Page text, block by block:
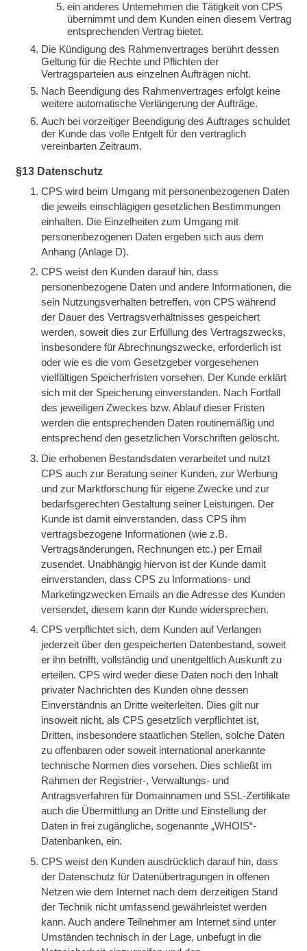
ein anderes Unternehmen die Tätigkeit von CPS
übernimmt und dem Kunden einen diesem Vertrag
entsprechenden Vertrag bietet.
Die Kündigung des Rahmenvertrages berührt dessen
Geltung für die Rechte und Pflichten der
Vertragsparteien aus einzelnen Aufträgen nicht.
Nach Beendigung des Rahmenvertrages erfolgt keine
weitere automatische Verlängerung der Aufträge.
Auch bei vorzeitiger Beendigung des Auftrages schuldet
der Kunde das volle Entgelt für den vertraglich
vereinbarten Zeitraum.
§13 Datenschutz
CPS wird beim Umgang mit personenbezogenen Daten
die jeweils einschlägigen gesetzlichen Bestimmungen
einhalten. Die Einzelheiten zum Umgang mit
personenbezogenen Daten ergeben sich aus dem
Anhang (Anlage D).
CPS weist den Kunden darauf hin, dass
personenbezogene Daten und andere Informationen, die
sein Nutzungsverhalten betreffen, von CPS während
der Dauer des Vertragsverhältnisses gespeichert
werden, soweit dies zur Erfüllung des Vertragszwecks,
insbesondere für Abrechnungszwecke, erforderlich ist
oder wie es die vom Gesetzgeber vorgesehenen
vielfältigen Speicherfristen vorsehen. Der Kunde erklärt
sich mit der Speicherung einverstanden. Nach Fortfall
des jeweiligen Zweckes bzw. Ablauf dieser Fristen
werden die entsprechenden Daten routinemäßig und
entsprechend den gesetzlichen Vorschriften gelöscht.
Die erhobenen Bestandsdaten verarbeitet und nutzt
CPS auch zur Beratung seiner Kunden, zur Werbung
und zur Marktforschung für eigene Zwecke und zur
bedarfsgerechten Gestaltung seiner Leistungen. Der
Kunde ist damit einverstanden, dass CPS ihm
vertragsbezogene Informationen (wie z.B.
Vertragsänderungen, Rechnungen etc.) per Email
zusendet. Unabhängig hiervon ist der Kunde damit
einverstanden, dass CPS zu Informations- und
Marketingzwecken Emails an die Adresse des Kunden
versendet, diesem kann der Kunde widersprechen.
CPS verpflichtet sich, dem Kunden auf Verlangen
jederzeit über den gespeicherten Datenbestand, soweit
er ihn betrifft, vollständig und unentgeltlich Auskunft zu
erteilen. CPS wird weder diese Daten noch den Inhalt
privater Nachrichten des Kunden ohne dessen
Einverständnis an Dritte weiterleiten. Dies gilt nur
insoweit nicht, als CPS gesetzlich verpflichtet ist,
Dritten, insbesondere staatlichen Stellen, solche Daten
zu offenbaren oder soweit international anerkannte
technische Normen dies vorsehen. Dies schließt im
Rahmen der Registrier-, Verwaltungs- und
Antragsverfahren für Domainnamen und SSL-Zertifikate
auch die Übermittlung an Dritte und Einstellung der
Daten in frei zugängliche, sogenannte „WHOIS“-
Datenbanken, ein.
CPS weist den Kunden ausdrücklich darauf hin, dass
der Datenschutz für Datenübertragungen in offenen
Netzen wie dem Internet nach dem derzeitigen Stand
der Technik nicht umfassend gewährleistet werden
kann. Auch andere Teilnehmer am Internet sind unter
Umständen technisch in der Lage, unbefugt in die